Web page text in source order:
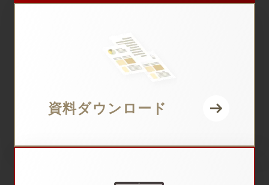
資料ダウンロード